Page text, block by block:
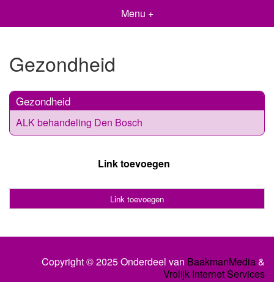
Menu +
Gezondheid
Gezondheid
ALK behandeling Den Bosch
Link toevoegen
Link toevoegen
Copyright © 2025 Onderdeel van BaakmanMedia&
Vrolijk Internet Services